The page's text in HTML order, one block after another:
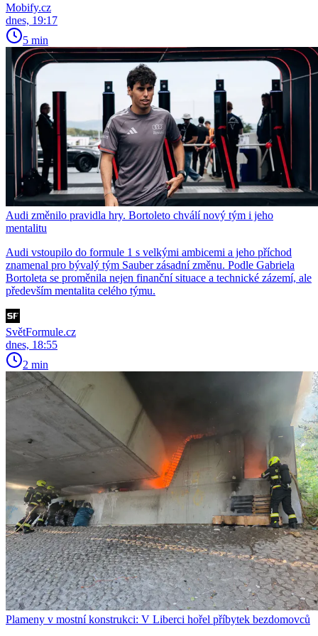
Mobify.cz
dnes, 19:17
5 min
Audi změnilo pravidla hry. Bortoleto chválí nový tým i jeho
mentalitu
Audi vstoupilo do formule 1 s velkými ambicemi a jeho příchod
znamenal pro bývalý tým Sauber zásadní změnu. Podle Gabriela
Bortoleta se proměnila nejen finanční situace a technické zázemí, ale
především mentalita celého týmu.
SvětFormule.cz
dnes, 18:55
2 min
Plameny v mostní konstrukci: V Liberci hořel příbytek bezdomovců